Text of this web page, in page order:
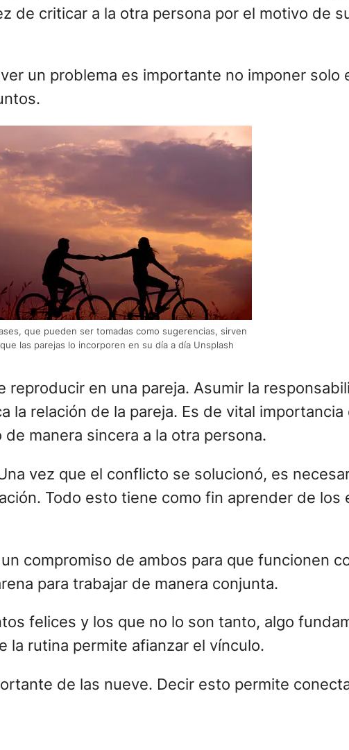
de criticar a la otra persona por el motivo de
un problema es importante no imponer solo
que pueden ser tomadas como sugerencias, sirven
las parejas lo incorporen en su día a día Unsplash
reproducir en una pareja. Asumir la
la relación de la pareja. Es de vital
manera sincera a la otra persona.
vez que el conflicto se solucionó, es
Todo esto tiene como fin aprender de los
compromiso de ambos para que funcionen
para trabajar de manera conjunta.
felices y los que no lo son tanto, algo
la rutina permite afianzar el vínculo.
de las nueve. Decir esto permite